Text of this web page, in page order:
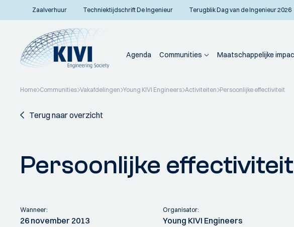
Zaalverhuur Techniektijdschrift De Ingenieur Terugblik Dag van de Ingenieur 2026
Agenda Communities Maatschappelijke
Home Communities Vakafdelingen Young KIVI Engineers Activiteiten Persoonlijke effectiviteit
Terug naar overzicht
Persoonlijke effectiviteit
Wanneer:
26 november 2013
Organisator:
Young KIVI Engineers